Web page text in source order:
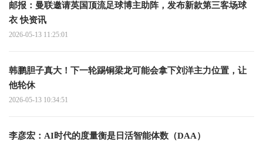
邮报：曼联邀请英国顶流足球博主助阵，发布新款第三客场球
衣 快资讯
2026-05-13 11:25:01
韩鹏胆子真大！下一轮踢铜梁龙可能会拿下刘洋主力位置，让
他轮休
2026-05-13 10:34:51
李彦宏：AI时代的度量衡是日活智能体数（DAA）